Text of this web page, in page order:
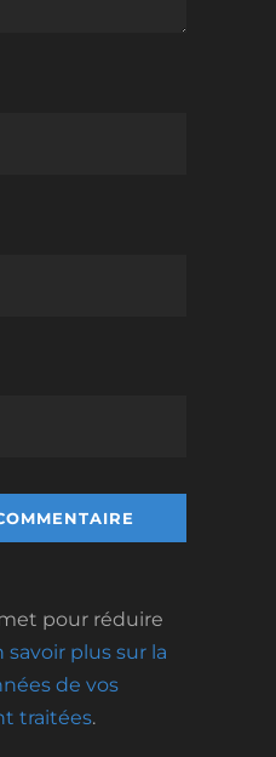
pour réduire
savoir plus sur la
de vos
traitées.